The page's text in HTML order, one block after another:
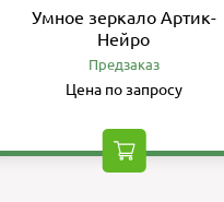
Умное зеркало Артик-
Нейро
Предзаказ
Цена по запросу